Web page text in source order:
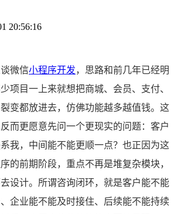
20:56:16
微信小程序开发，思路和前几年已经明
项目一上来就想把商城、会员、支付、
变都放进去，仿佛功能越多越值钱。这
而更愿意先问一个更现实的问题：客户
我，中间能不能更顺一点？也正因为这
的前期阶段，重点不再是堆复杂模块，
设计。所谓咨询闭环，就是客户能不能
企业能不能及时接住、后续能不能持续